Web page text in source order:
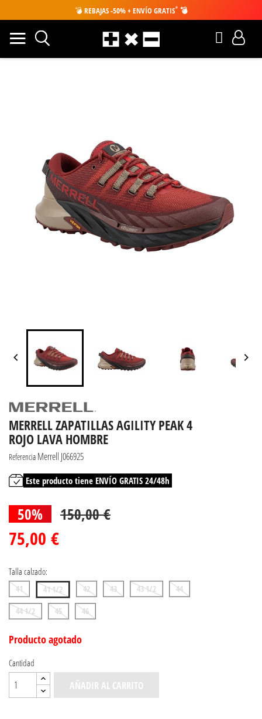
💣 REBAJAS -50% + ENVÍO GRATIS* 💣
 
MERRELL ZAPATILLAS AGILITY PEAK 4
ROJO LAVA HOMBRE
Referencia Merrell J066925
Este producto tiene ENVÍO GRATIS 24/48h
50% 150,00 €
75,00 €
Talla calzado:
41 41 1/2 42 43 43 1/2
44
44 1/2
45 46
Producto agotado
Cantidad
AÑADIR AL CARRITO